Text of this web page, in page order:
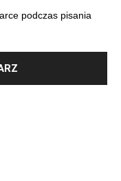
podczas pisania